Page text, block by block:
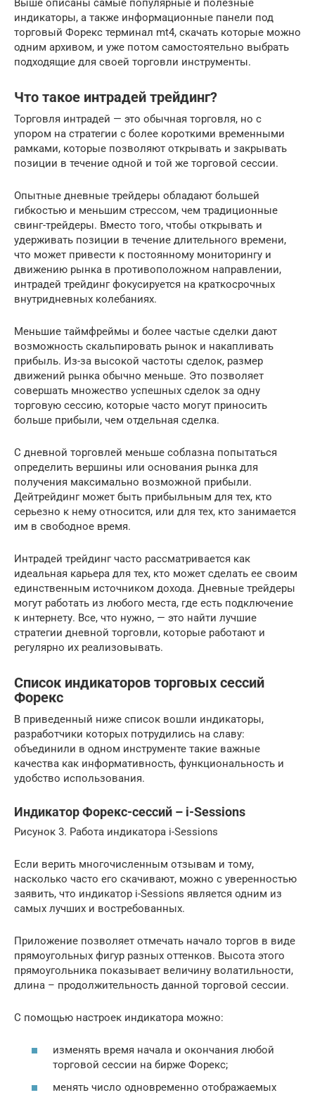
Выше описаны самые популярные и полезные
индикаторы, а также информационные панели под
торговый Форекс терминал mt4, скачать которые можно
одним архивом, и уже потом самостоятельно выбрать
подходящие для своей торговли инструменты.
Что такое интрадей трейдинг?
Торговля интрадей — это обычная торговля, но с
упором на стратегии с более короткими временными
рамками, которые позволяют открывать и закрывать
позиции в течение одной и той же торговой сессии.
Опытные дневные трейдеры обладают большей
гибкостью и меньшим стрессом, чем традиционные
свинг-трейдеры. Вместо того, чтобы открывать и
удерживать позиции в течение длительного времени,
что может привести к постоянному мониторингу и
движению рынка в противоположном направлении,
интрадей трейдинг фокусируется на краткосрочных
внутридневных колебаниях.
Меньшие таймфреймы и более частые сделки дают
возможность скальпировать рынок и накапливать
прибыль. Из-за высокой частоты сделок, размер
движений рынка обычно меньше. Это позволяет
совершать множество успешных сделок за одну
торговую сессию, которые часто могут приносить
больше прибыли, чем отдельная сделка.
С дневной торговлей меньше соблазна попытаться
определить вершины или основания рынка для
получения максимально возможной прибыли.
Дейтрейдинг может быть прибыльным для тех, кто
серьезно к нему относится, или для тех, кто занимается
им в свободное время.
Интрадей трейдинг часто рассматривается как
идеальная карьера для тех, кто может сделать ее своим
единственным источником дохода. Дневные трейдеры
могут работать из любого места, где есть подключение
к интернету. Все, что нужно, — это найти лучшие
стратегии дневной торговли, которые работают и
регулярно их реализовывать.
Список индикаторов торговых сессий
Форекс
В приведенный ниже список вошли индикаторы,
разработчики которых потрудились на славу:
объединили в одном инструменте такие важные
качества как информативность, функциональность и
удобство использования.
Индикатор Форекс-сессий – i-Sessions
Рисунок 3. Работа индикатора i-Sessions
Если верить многочисленным отзывам и тому,
насколько часто его скачивают, можно с уверенностью
заявить, что индикатор i-Sessions является одним из
самых лучших и востребованных.
Приложение позволяет отмечать начало торгов в виде
прямоугольных фигур разных оттенков. Высота этого
прямоугольника показывает величину волатильности,
длина – продолжительность данной торговой сессии.
С помощью настроек индикатора можно:
изменять время начала и окончания любой
торговой сессии на бирже Форекс;
менять число одновременно отображаемых